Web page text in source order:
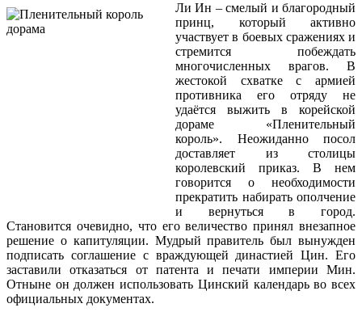
Ли Ин – смелый и благородный
принц, который активно
участвует в боевых сражениях и
стремится побеждать
многочисленных врагов. В
жестокой схватке с армией
противника его отряду не
удаётся выжить в корейской
дораме «Пленительный
король». Неожиданно посол
доставляет из столицы
королевский приказ. В нем
говорится о необходимости
прекратить набирать ополчение
и вернуться в город.
Становится очевидно, что его величество принял внезапное
решение о капитуляции. Мудрый правитель был вынужден
подписать соглашение с враждующей династией Цин. Его
заставили отказаться от патента и печати империи Мин.
Отныне он должен использовать Цинский календарь во всех
официальных документах.